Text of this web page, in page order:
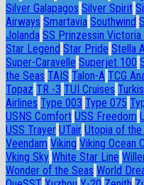
Silver Galapagos Silver Spirit
Airways Smartavia Southwind
Jolanda SS Prinzessin Victoria
Star Legend Star Pride Stella
Super-Caravelle Superjet 100
the Seas TAIS Talon-A TCG
Topaz TR -3 TUI Cruises
Airlines Type 003 Type 075
USNS Comfort USS Freedom
USS Trayer UTair Utopia of the
Veendam Viking Viking Ocean
Vking Sky White Star Line
Wonder of the Seas World